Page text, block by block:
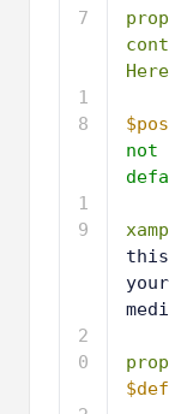
7
1
8
1
9
2
0
not